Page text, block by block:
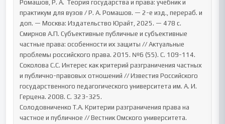
Ромашов, Р. А.  Теория государства и права: учебник и
практикум для вузов / Р. А. Ромашов. — 2-е изд., перераб. и
доп. — Москва: Издательство Юрайт, 2025. — 478 с.
Смирнов А.П. Субъективные публичные и субъективные
частные права: особенности их защиты // Актуальные
проблемы российского права. 2015. №6 (55). С. 109-114.
Соколова С.С. Интерес как критерий разграничения частных
и публично-правовых отношений // Известия Российского
государственного педагогического университета им. А. И.
Герцена. 2008. С. 323-325.
Солодовниченко Т.А. Критерии разграничения права на
частное и публичное // Вестник Омского университета.